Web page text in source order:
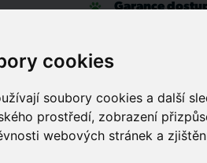
cookies
soubory cookies a další
prostředí, zobrazení
webových stránek a
Garance
Optické
IT outsourcing,